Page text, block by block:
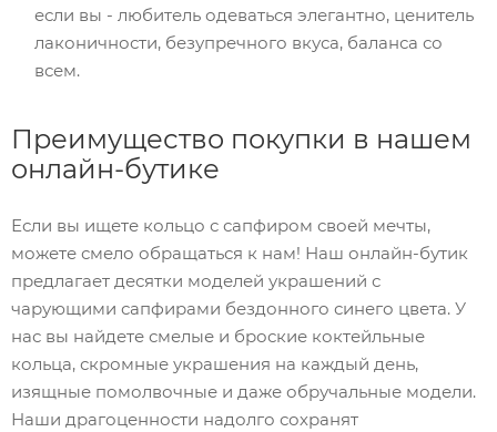
если вы - любитель одеваться элегантно, ценитель
лаконичности, безупречного вкуса, баланса со
всем.
Преимущество покупки в нашем
онлайн-бутике
Если вы ищете кольцо с сапфиром своей мечты,
можете смело обращаться к нам! Наш онлайн-бутик
предлагает десятки моделей украшений с
чарующими сапфирами бездонного синего цвета. У
нас вы найдете смелые и броские коктейльные
кольца, скромные украшения на каждый день,
изящные помолвочные и даже обручальные модели.
Наши драгоценности надолго сохранят